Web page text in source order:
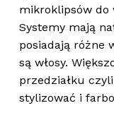
mikroklipsów do
Systemy mają
posiadają różne
są włosy.
przedziałku
stylizować i